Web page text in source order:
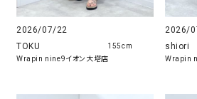
2026/07/22
TOKU
Wrapin nine9イオン大塔店
155cm
2026/
shiori
Wrapin